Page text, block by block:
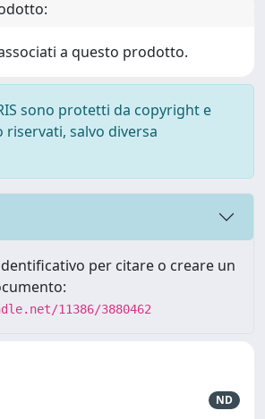
a questo prodotto.
sono protetti da copyright e
salvo diversa
per citare o creare un
11386/3880462
ND